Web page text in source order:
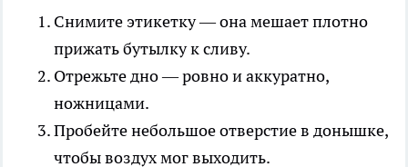
Снимите этикетку — она мешает плотно
прижать бутылку к сливу.
Отрежьте дно — ровно и аккуратно,
ножницами.
Пробейте небольшое отверстие в донышке,
чтобы воздух мог выходить.